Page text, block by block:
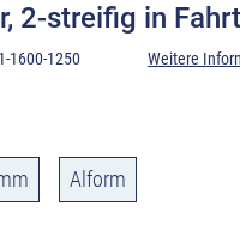
2-streifig in
1600-1250 Weitere
Alform